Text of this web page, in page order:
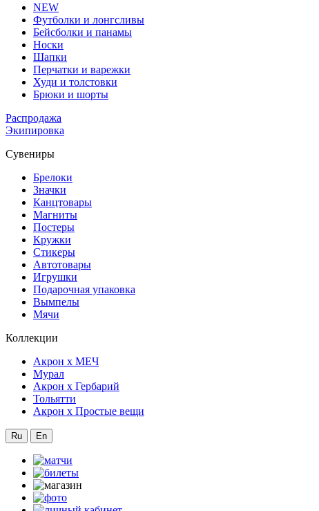
NEW
Футболки и лонгсливы
Бейсболки и панамы
Носки
Шапки
Перчатки и варежки
Худи и толстовки
Брюки и шорты
Распродажа
Экипировка
Сувениры
Брелоки
Значки
Канцтовары
Магниты
Постеры
Кружки
Стикеры
Автотовары
Игрушки
Подарочная упаковка
Вымпелы
Мячи
Коллекции
Акрон x МЕЧ
Мурал
Акрон x Гербарий
Тольятти
Акрон x Простые вещи
Ru En